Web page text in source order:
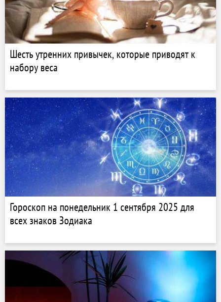
Шесть утренних привычек, которые приводят к
набору веса
Гороскоп на понедельник 1 сентября 2025 для
всех знаков Зодиака